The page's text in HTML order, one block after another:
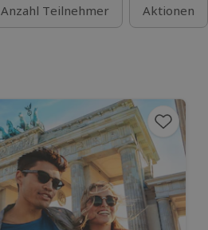
Anzahl Teilnehmer Aktionen